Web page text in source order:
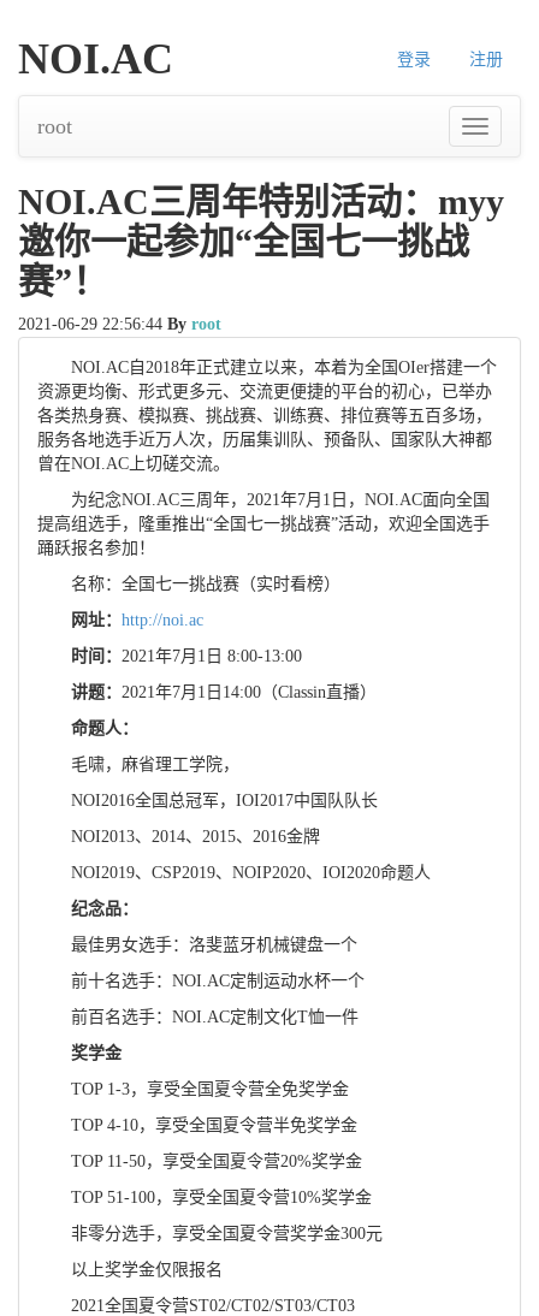
登录 注册
NOI.AC
导
航
root
NOI.AC三周年特别活动：myy
邀你一起参加“全国七一挑战
赛”！
2021-06-29 22:56:44 By root
NOI.AC自2018年正式建立以来，本着为全国OIer搭建一个
资源更均衡、形式更多元、交流更便捷的平台的初心，已举办
各类热身赛、模拟赛、挑战赛、训练赛、排位赛等五百多场，
服务各地选手近万人次，历届集训队、预备队、国家队大神都
曾在NOI.AC上切磋交流。
为纪念NOI.AC三周年，2021年7月1日，NOI.AC面向全国
提高组选手，隆重推出“全国七一挑战赛”活动，欢迎全国选手
踊跃报名参加！
名称：全国七一挑战赛（实时看榜）
网址： http://noi.ac
时间： 2021年7月1日 8:00-13:00
讲题： 2021年7月1日14:00（Classin直播）
命题人：
毛啸，麻省理工学院，
NOI2016全国总冠军，IOI2017中国队队长
NOI2013、2014、2015、2016金牌
NOI2019、CSP2019、NOIP2020、IOI2020命题人
纪念品：
最佳男女选手：洛斐蓝牙机械键盘一个
前十名选手：NOI.AC定制运动水杯一个
前百名选手：NOI.AC定制文化T恤一件
奖学金
TOP 1-3，享受全国夏令营全免奖学金
TOP 4-10，享受全国夏令营半免奖学金
TOP 11-50，享受全国夏令营20%奖学金
TOP 51-100，享受全国夏令营10%奖学金
非零分选手，享受全国夏令营奖学金300元
以上奖学金仅限报名
2021全国夏令营ST02/CT02/ST03/CT03